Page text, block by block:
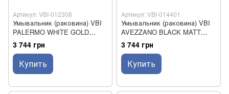
Артикул: VBI-012308
Умывальник (раковина) VBI
PALERMO WHITE GOLD
EDGE накладной
3 744 грн
Купить
Артикул: VBI-014401
Умывальник (раковина) VBI
AVEZZANO BLACK MATT
накладной
3 744 грн
Купить